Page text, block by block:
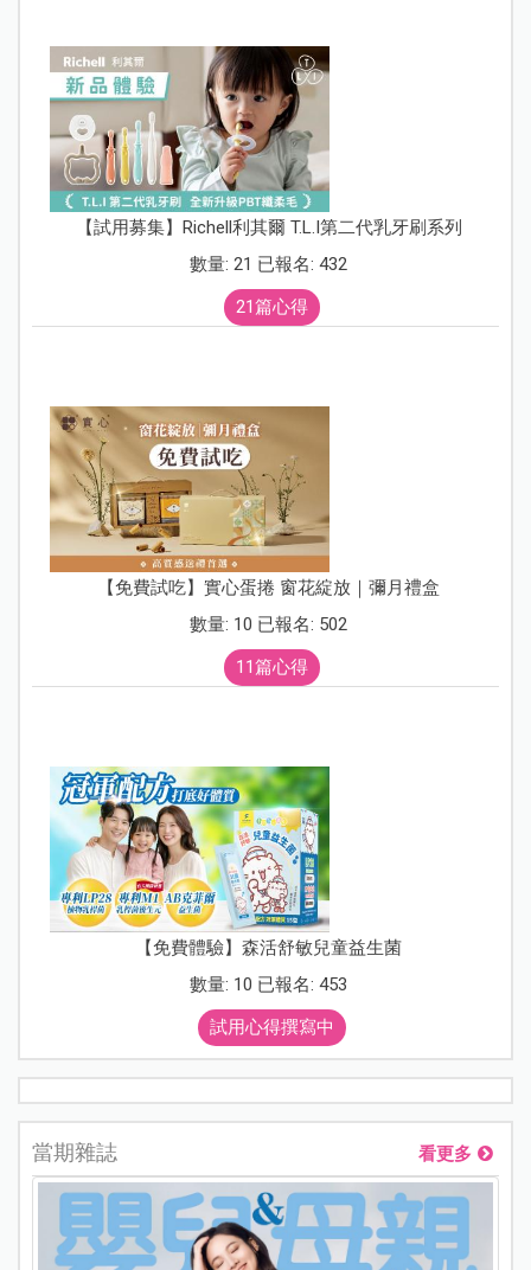
【試用募集】Richell利其爾 T.L.I第二代乳牙刷系列
數量: 21 已報名: 432
21篇心得
【免費試吃】實心蛋捲 窗花綻放｜彌月禮盒
數量: 10 已報名: 502
11篇心得
【免費體驗】森活舒敏兒童益生菌
數量: 10 已報名: 453
試用心得撰寫中
當期雜誌 看更多